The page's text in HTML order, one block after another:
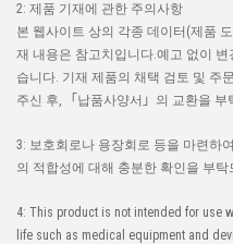
2: 제품 기재에 관한 주의사항
본 웹사이트 상의 각종 데이터(제품
재 내용은 참고치입니다.예고 없이
습니다. 기재 제품의 채택 검토 및 주
주신 후, 「납품사양서」의 교환을 부
3: 보호회로나 용장회로 등을 마련하
의 적합성에 대해 충분한 확인을 부탁
4: This product is not intended for use
life such as medical equipment and